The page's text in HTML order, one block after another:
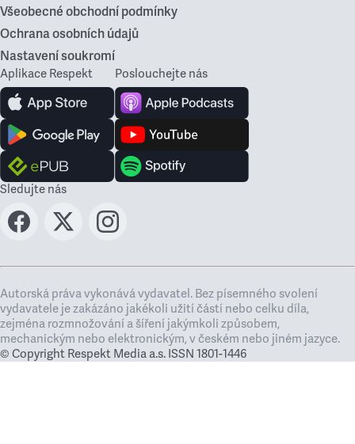
Všeobecné obchodní podmínky
Ochrana osobních údajů
Nastavení soukromí
Aplikace Respekt Poslouchejte nás
Sledujte nás
Autorská práva vykonává vydavatel. Bez písemného svolení
vydavatele je zakázáno jakékoli užití částí nebo celku díla,
zejména rozmnožování a šíření jakýmkoli způsobem,
mechanickým nebo elektronickým, v českém nebo jiném jazyce.
© Copyright Respekt Media a.s. ISSN 1801-1446